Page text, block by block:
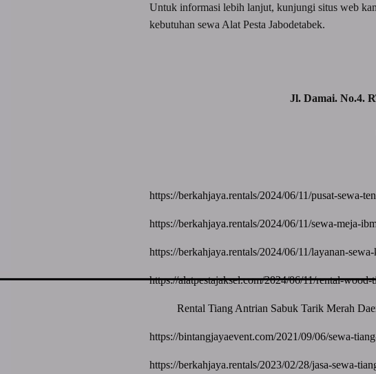
Untuk informasi lebih lanjut, kunjungi situs web
kebutuhan sewa Alat Pesta Jabodetabek.
Jl. Damai. No.4.
https://berkahjaya.rentals/2024/06/11/pusat-sewa-
https://berkahjaya.rentals/2024/06/11/sewa-meja-
https://berkahjaya.rentals/2024/06/11/layanan-
https://alatpestajaksel.com/2024/06/11/rental-
Rental Tiang Antrian Sabuk Tarik Merah
https://bintangjayaevent.com/2021/09/06/sewa-
https://berkahjaya.rentals/2023/02/28/jasa-sewa-